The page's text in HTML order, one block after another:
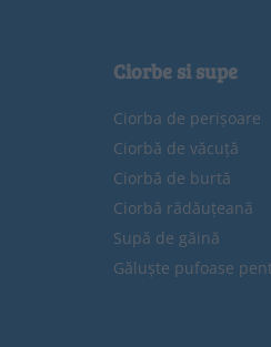
Ciorbe si supe
Ciorba de perișoare
Ciorbă de văcuță
Ciorbă de burtă
Ciorbă rădăuțeană
Supă de găină
Găluște pufoase